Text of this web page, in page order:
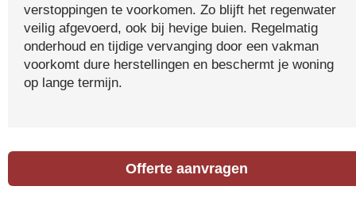
verstoppingen te voorkomen. Zo blijft het regenwater
veilig afgevoerd, ook bij hevige buien. Regelmatig
onderhoud en tijdige vervanging door een vakman
voorkomt dure herstellingen en beschermt je woning
op lange termijn.
Offerte aanvragen